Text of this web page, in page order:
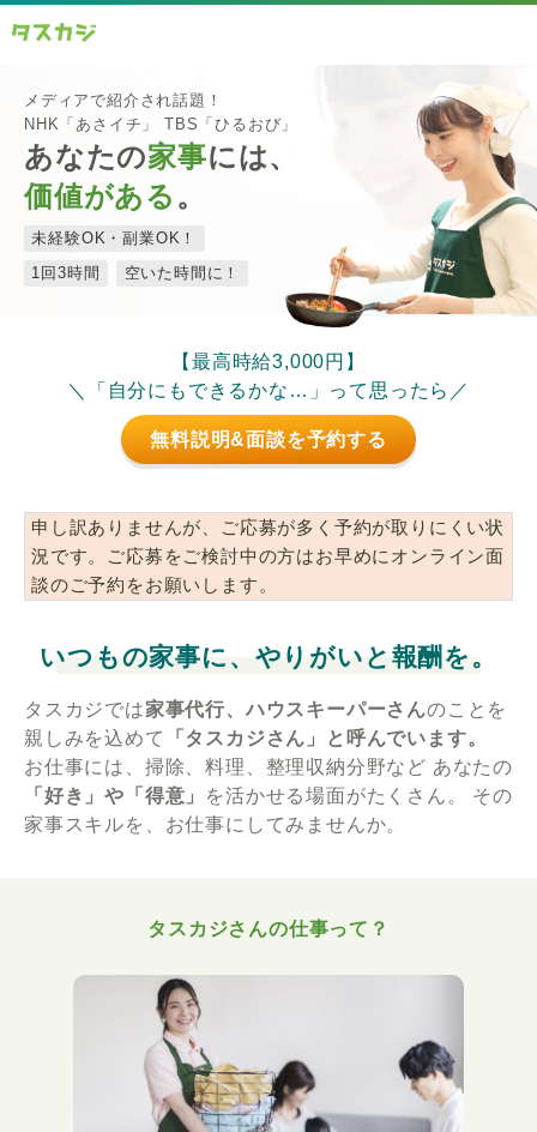
メディアで紹介され話題！
NHK「あさイチ」 TBS「ひるおび」
あなたの家事には、
価値がある 。
未経験OK・副業OK！
1回3時間
空いた時間に！
【最高時給3,000円】
＼「自分にもできるかな…」って思ったら／
無料説明&面談を予約する
申し訳ありませんが、ご応募が多く予約が取りにくい状
況です。ご応募をご検討中の方はお早めにオンライン面
談のご予約をお願いします。
いつもの家事に、やりがいと報酬を。
タスカジでは家事代行、ハウスキーパーさんのことを
親しみを込めて
「タスカジさん」と呼んでいます。
お仕事には、掃除、料理、整理収納分野など あなたの
「好き」や「得意」
を活かせる場面がたくさん。
その
家事スキルを、お仕事にしてみませんか。
タスカジさんの仕事って？